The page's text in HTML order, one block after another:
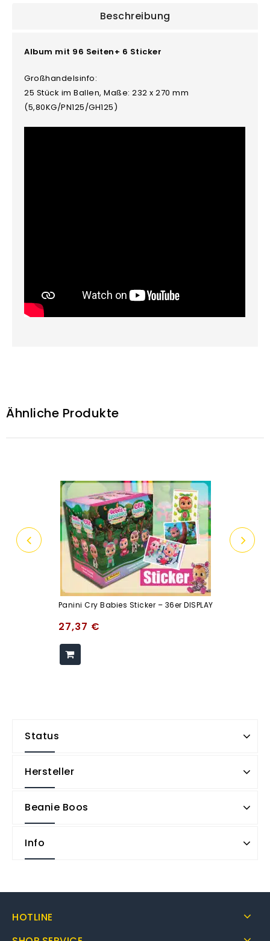
Beschreibung
Album mit 96 Seiten+ 6 Sticker
Großhandelsinfo:
25 Stück im Ballen, Maße: 232 x 270 mm
(5,80KG/PN125/GH125)
Ähnliche Produkte
Panini Cry Babies Sticker – 36er DISPLAY
27,37 €
Status
Hersteller
Beanie Boos
Info
HOTLINE